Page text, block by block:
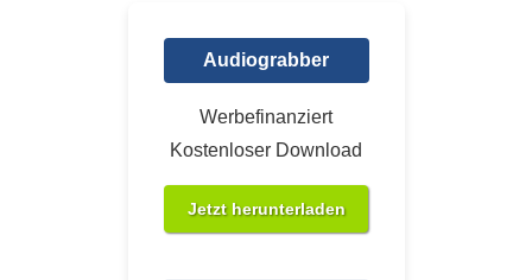
Audiograbber
Werbefinanziert
Kostenloser Download
Jetzt herunterladen